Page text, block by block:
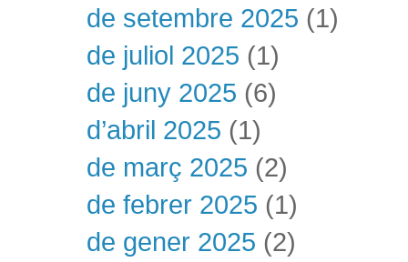
de setembre 2025 (1)
de juliol 2025 (1)
de juny 2025 (6)
d’abril 2025 (1)
de març 2025 (2)
de febrer 2025 (1)
de gener 2025 (2)